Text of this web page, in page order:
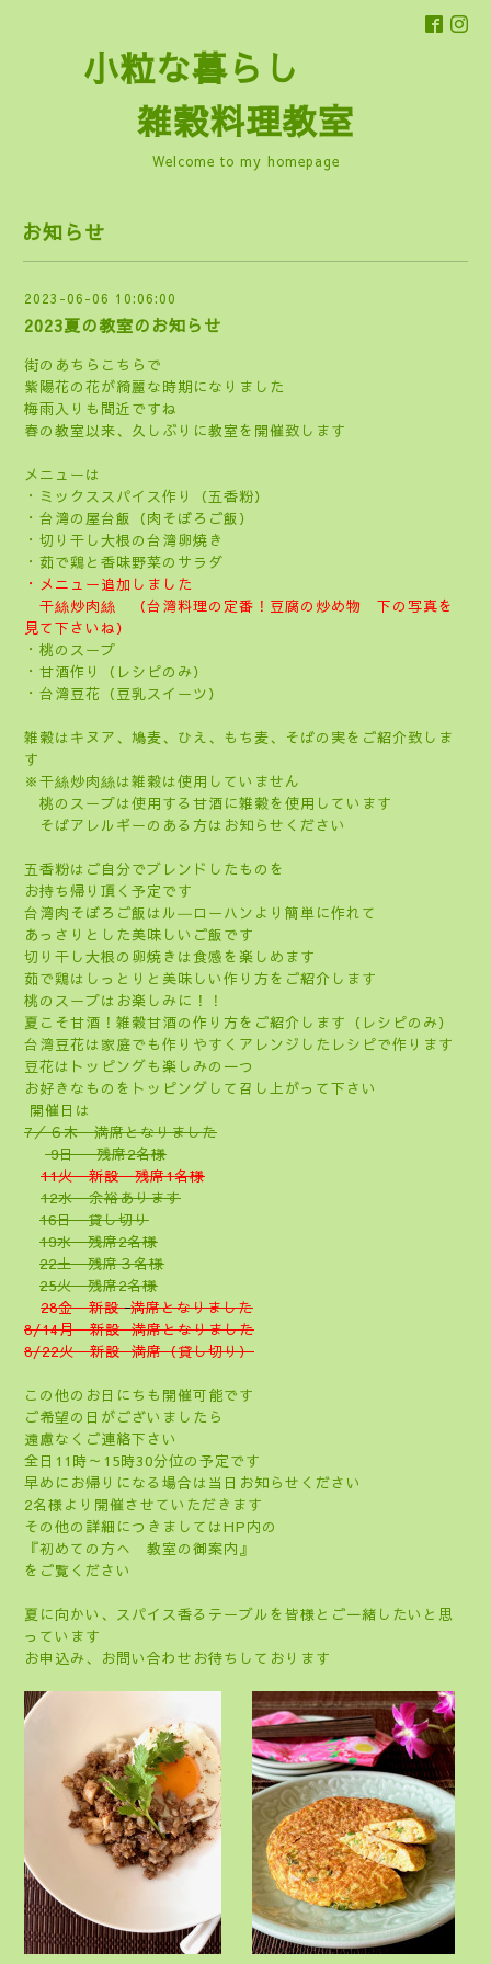
小粒な暮らし
雑穀料理教室
Welcome to my homepage
お知らせ
2023-06-06 10:06:00
2023夏の教室のお知らせ
街のあちらこちらで
紫陽花の花が綺麗な時期になりました
梅雨入りも間近ですね
春の教室以来、久しぶりに教室を開催致します
メニューは
・ミックススパイス作り（五香粉）
・台湾の屋台飯（肉そぼろご飯）
・切り干し大根の台湾卵焼き
・茹で鶏と香味野菜のサラダ
・メニュー追加しました
干絲炒肉絲 （台湾料理の定番！豆腐の炒め物 下の写真を
見て下さいね）
・桃のスープ
・甘酒作り（レシピのみ）
・台湾豆花（豆乳スイーツ）
雑穀はキヌア、鳩麦、ひえ、もち麦、そばの実をご紹介致しま
す
※干絲炒肉絲は雑穀は使用していません
桃のスープは使用する甘酒に雑穀を使用しています
そばアレルギーのある方はお知らせください
五香粉はご自分でブレンドしたものを
お持ち帰り頂く予定です
台湾肉そぼろご飯はル―ローハンより簡単に作れて
あっさりとした美味しいご飯です
切り干し大根の卵焼きは食感を楽しめます
茹で鶏はしっとりと美味しい作り方をご紹介します
桃のスープはお楽しみに！！
夏こそ甘酒！雑穀甘酒の作り方をご紹介します（レシピのみ）
台湾豆花は家庭でも作りやすくアレンジしたレシピで作ります
豆花はトッピングも楽しみの一つ
お好きなものをトッピングして召し上がって下さい
開催日は
7／６木 満席となりました
9日 残席2名様
11火 新設 残席1名様
12水 余裕あります
16日 貸し切り
19水 残席2名様
22土 残席３名様
25火 残席2名様
28金 新設 満席となりました
8/14月 新設 満席となりました
8/22火 新設 満席（貸し切り）
この他のお日にちも開催可能です
ご希望の日がございましたら
遠慮なくご連絡下さい
全日11時～15時30分位の予定です
早めにお帰りになる場合は当日お知らせください
2名様より開催させていただきます
その他の詳細につきましてはHP内の
『初めての方へ 教室の御案内』
をご覧ください
夏に向かい、スパイス香るテーブルを皆様とご一緒したいと思
っています
お申込み、お問い合わせお待ちしております